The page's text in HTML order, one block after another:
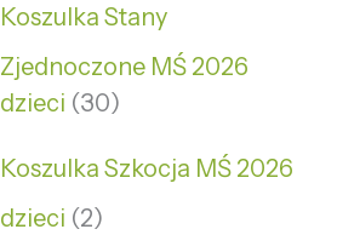
Koszulka Stany
Zjednoczone MŚ 2026
dzieci 30
Koszulka Szkocja MŚ 2026
dzieci 2